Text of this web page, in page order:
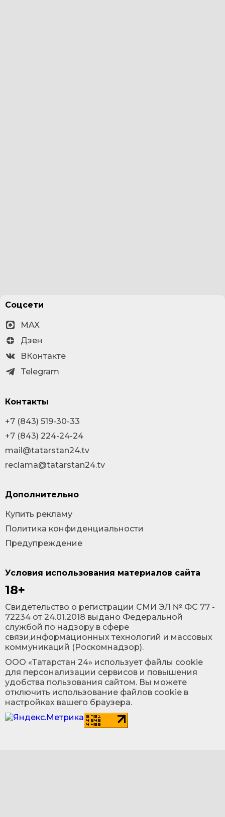
Условия использования материалов сайта
18+
Cвидетельство о регистрации СМИ ЭЛ № ФС 77 -
72234 от 24.01.2018 выдано Федеральной
службой по надзору в сфере
связи,информационных технологий и массовых
коммуникаций (Роскомнадзор).
ООО «Татарстан 24» использует файлы cookie
для персонализации сервисов и повышения
удобства пользования сайтом. Вы можете
отключить использование файлов cookie в
настройках вашего браузера.
Соцсети
MAX
Дзен
ВКонтакте
Telegram
Контакты
+7 (843) 519-30-33
+7 (843) 224-24-24
mail@tatarstan24.tv
reclama@tatarstan24.tv
Дополнительно
Купить рекламу
Политика конфиденциальности
Предупреждение